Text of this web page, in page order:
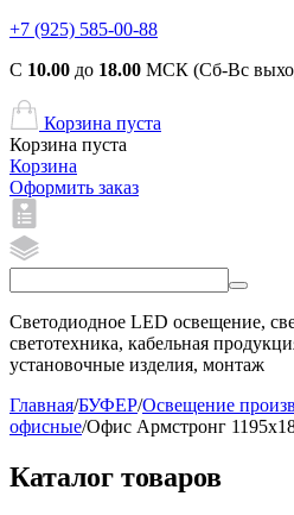
+7 (925) 585-00-88
С 10.00 до 18.00 МСК (Сб-Вс
Корзина пуста
Корзина пуста
Корзина
Оформить заказ
Светодиодное LED освещение,
светотехника, кабельная
установочные изделия, монтаж
Главная/БУФЕР/Освещение
офисные/Офис Армстронг
Каталог товаров